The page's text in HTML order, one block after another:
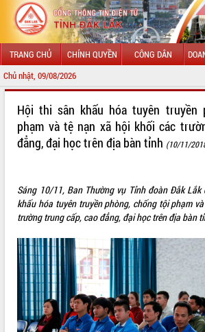
TRANG CHỦ CHÍNH QUYỀN CÔNG DÂN
Chủ nhật, 09/08/2026
LÃNH ĐẠO UBND TỈNH
SỞ, BAN, NGÀNH
UBND CÁC XÃ, PHƯỜNG
THÔNG TIN CHỈ ĐẠO ĐIỀU HÀNH
HỆ THỐNG VĂN BẢN
VĂN BẢN HĐND TỈNH
ĐIỂM TIN VĂN BẢN
Hội thi sân khấu hóa tuyên truyền
phạm và tệ nạn xã hội khối các
đẳng, đại học trên địa bàn tỉnh (10/11/
Sáng 10/11, Ban Thường vụ Tỉnh đoàn Đắk
khấu hóa tuyên truyền phòng, chống tội phạm
trường trung cấp, cao đẳng, đại học trên địa bàn